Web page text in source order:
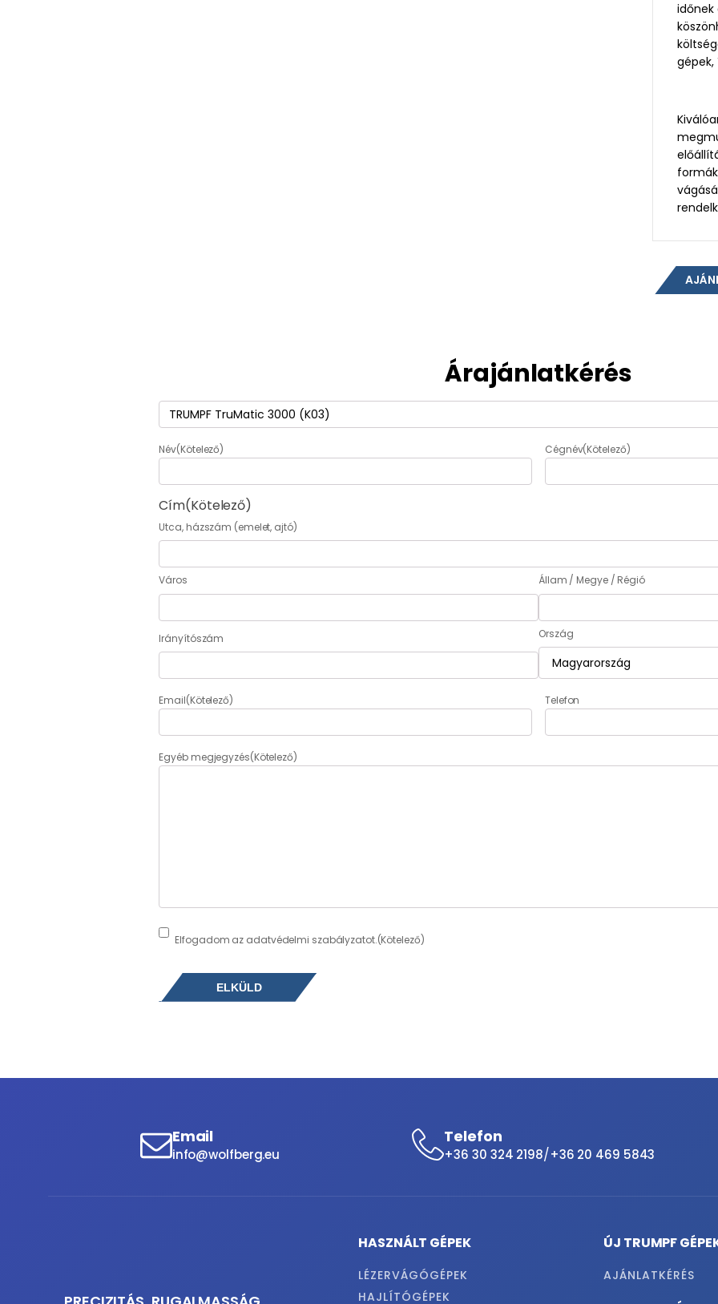
időnek
Árajánlatkérés
Termék(Kötelező)
Név(Kötelező) Cégnév(Kötelező)
Cím(Kötelező)
Utca, házszám (emelet, ajtó)
Város Állam / Megye / Régió
Irányítószám Ország
Email(Kötelező) Telefon
Egyéb megjegyzés(Kötelező)
Consent (Kötelező)
Elfogadom az adatvédelmi szabályzatot.(Kötelező)
Email
info@wolfberg.eu
Telefon
+36 30 324 2198/+36 20 469 5843
HASZNÁLT GÉPEK
LÉZERVÁGÓGÉPEK
HAJLÍTÓGÉPEK
ÚJ TRUMPF
AJÁNLATKÉRÉS